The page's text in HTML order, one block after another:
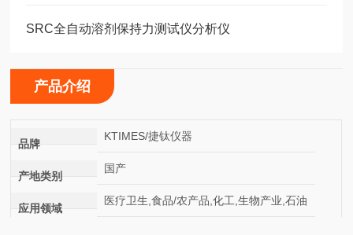
SRC全自动溶剂保持力测试仪分析仪
产品介绍
品牌
KTIMES/捷钛仪器
产地类别
国产
应用领域
医疗卫生,食品/农产品,化工,生物产业,石油